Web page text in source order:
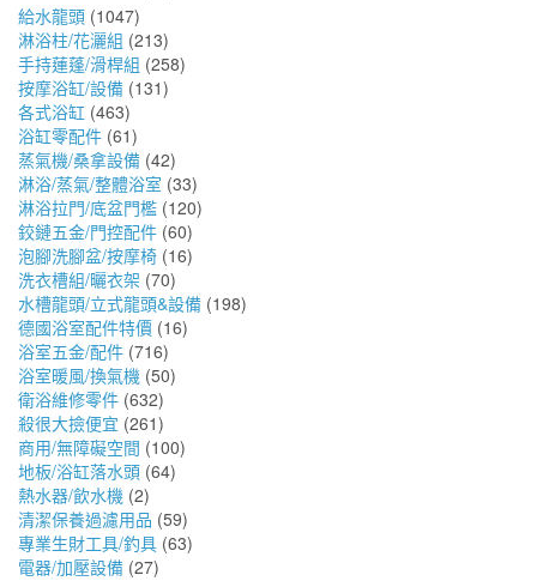
給水龍頭 (1047)
淋浴柱/花灑組 (213)
手持蓮蓬/滑桿組 (258)
按摩浴缸/設備 (131)
各式浴缸 (463)
浴缸零配件 (61)
蒸氣機/桑拿設備 (42)
淋浴/蒸氣/整體浴室 (33)
淋浴拉門/底盆門檻 (120)
鉸鏈五金/門控配件 (60)
泡腳洗腳盆/按摩椅 (16)
洗衣槽組/曬衣架 (70)
水槽龍頭/立式龍頭&設備 (198)
德國浴室配件特價 (16)
浴室五金/配件 (716)
浴室暖風/換氣機 (50)
衛浴維修零件 (632)
殺很大撿便宜 (261)
商用/無障礙空間 (100)
地板/浴缸落水頭 (64)
熱水器/飲水機 (2)
清潔保養過濾用品 (59)
專業生財工具/釣具 (63)
電器/加壓設備 (27)